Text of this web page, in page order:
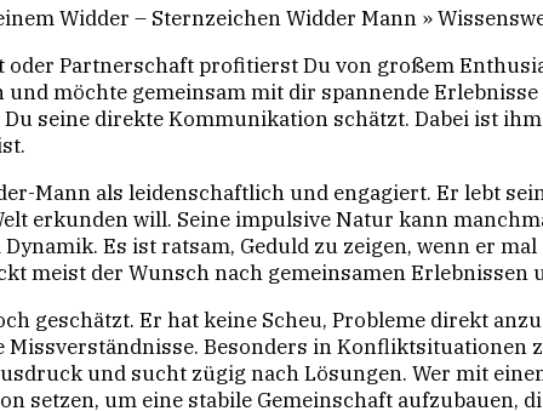
Widder – Sternzeichen Widder Mann »
Partnerschaft profitierst Du von großem
möchte gemeinsam mit dir spannende
seine direkte Kommunikation schätzt. Dabei ist
Mann als leidenschaftlich und engagiert. Er lebt
erkunden will. Seine impulsive Natur kann
Es ist ratsam, Geduld zu zeigen, wenn er
meist der Wunsch nach gemeinsamen Erlebnissen
geschätzt. Er hat keine Scheu, Probleme direkt
Missverständnisse. Besonders in Konfliktsituationen
und sucht zügig nach Lösungen. Wer mit
setzen, um eine stabile Gemeinschaft aufzubauen,